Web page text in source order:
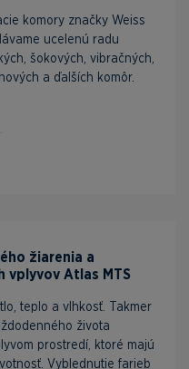
komory značky Weiss
ucelenú radu
šokových, vibračných,
a ďalších komôr.
žiarenia a
vplyvov Atlas MTS
teplo a vlhkosť. Takmer
života
prostredí, ktoré majú
Vyblednutie farieb